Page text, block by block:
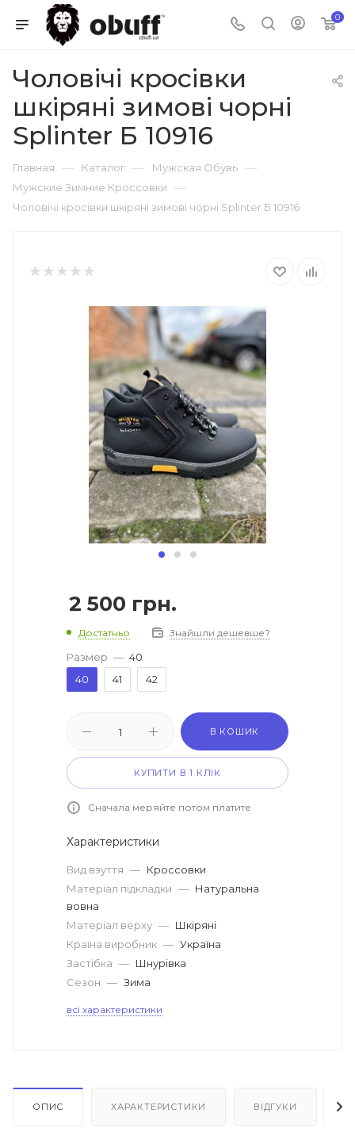
0
Чоловічі кросівки
шкіряні зимові чорні
Splinter Б 10916
Главная — Каталог — Мужская Обувь —
Мужские Зимние Кроссовки —
Чоловічі кросівки шкіряні зимові чорні Splinter Б 10916
2 500 грн.
Достатньо Знайшли дешевше?
Размер — 40
40
41 42
В КОШИК
КУПИТИ В 1 КЛІК
Сначала меряйте потом платите
Характеристики
Вид взуття — Кроссовки
Матеріал підкладки — Натуральна
вовна
Матеріал верху — Шкіряні
Країна виробник — Україна
Застібка — Шнурівка
Сезон — Зима
всі характеристики
ОПИС ХАРАКТЕРИСТИКИ ВІДГУКИ